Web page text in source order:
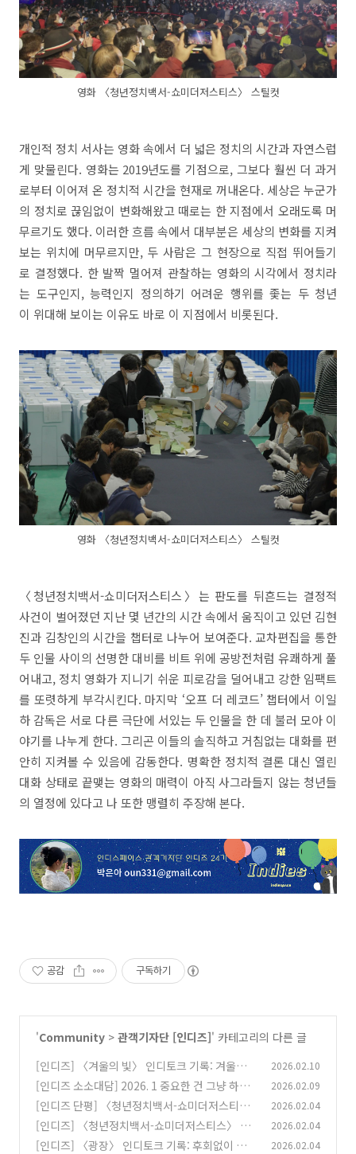
영화 〈청년정치백서-쇼미더저스티스〉 스틸컷
개인적 정치 서사는 영화 속에서 더 넓은 정치의 시간과 자연스럽
게 맞물린다. 영화는 2019년도를 기점으로, 그보다 훨씬 더 과거
로부터 이어져 온 정치적 시간을 현재로 꺼내온다. 세상은 누군가
의 정치로 끊임없이 변화해왔고 때로는 한 지점에서 오래도록 머
무르기도 했다. 이러한 흐름 속에서 대부분은 세상의 변화를 지켜
보는 위치에 머무르지만, 두 사람은 그 현장으로 직접 뛰어들기
로 결정했다. 한 발짝 멀어져 관찰하는 영화의 시각에서 정치라
는 도구인지, 능력인지 정의하기 어려운 행위를 좇는 두 청년
이 위대해 보이는 이유도 바로 이 지점에서 비롯된다.
영화 〈청년정치백서-쇼미더저스티스〉 스틸컷
〈청년정치백서-쇼미더저스티스〉는 판도를 뒤흔드는 결정적
사건이 벌어졌던 지난 몇 년간의 시간 속에서 움직이고 있던 김현
진과 김창인의 시간을 챕터로 나누어 보여준다. 교차편집을 통한
두 인물 사이의 선명한 대비를 비트 위에 공방전처럼 유쾌하게 풀
어내고, 정치 영화가 지니기 쉬운 피로감을 덜어내고 강한 임팩트
를 또렷하게 부각시킨다. 마지막 ‘오프 더 레코드’ 챕터에서 이일
하 감독은 서로 다른 극단에 서있는 두 인물을 한 데 불러 모아 이
야기를 나누게 한다. 그리곤 이들의 솔직하고 거침없는 대화를 편
안히 지켜볼 수 있음에 감동한다. 명확한 정치적 결론 대신 열린
대화 상태로 끝맺는 영화의 매력이 아직 사그라들지 않는 청년들
의 열정에 있다고 나 또한 맹렬히 주장해 본다.
공감 구독하기
'Community > 관객기자단 [인디즈]' 카테고리의 다른 글
[인디즈] 〈겨울의 빛〉 인디토크 기록: 겨울나기
(2)
2026.02.10
[인디즈 소소대담] 2026. 1 중요한 건 그냥 하는
마음 (1)
2026.02.09
[인디즈 단평] 〈청년정치백서-쇼미더저스티
스〉: ‘편’의, 정의 (0)
2026.02.04
[인디즈] 〈청년정치백서-쇼미더저스티스〉 인
디토크 기록: 1시간 동안 정치 이야기하실 분?
(0)
2026.02.04
[인디즈] 〈광장〉 인디토크 기록: 후회없이 배회
2026.02.04